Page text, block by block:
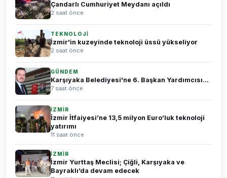
Çandarlı Cumhuriyet Meydanı açıldı
2 saat önce
TEKNOLOJİ
İzmir'in kuzeyinde teknoloji üssü yükseliyor
2 saat önce
GÜNDEM
Karşıyaka Belediyesi'ne 6. Başkan Yardımcısı...
7 saat önce
İZMİR
İzmir İtfaiyesi’ne 13,5 milyon Euro’luk teknoloji
yatırımı
11 saat önce
İZMİR
İzmir Yurttaş Meclisi; Çiğli, Karşıyaka ve
Bayraklı’da devam edecek